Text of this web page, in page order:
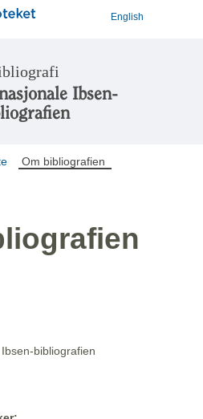
English
Ibsen-
Om bibliografien
bibliografien